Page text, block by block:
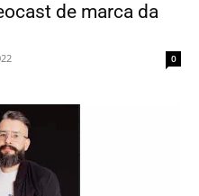
de marca da
0